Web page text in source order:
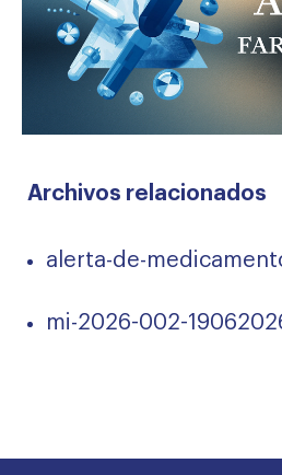
Archivos relacionados
alerta-de-
mi-2026-002-